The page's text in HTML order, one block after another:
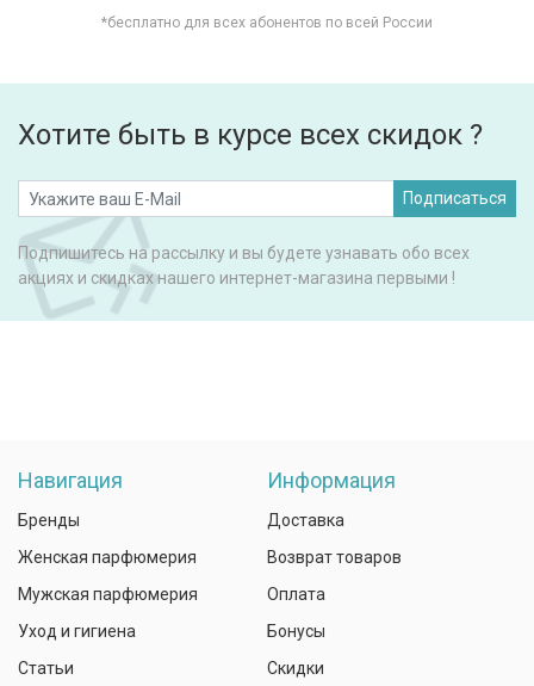
*бесплатно для всех абонентов по всей России
Хотите быть в курсе всех скидок ?
Подписаться
Подпишитесь на рассылку и вы будете узнавать обо всех
акциях и скидках нашего интернет-магазина первыми !
Навигация
Бренды
Женская парфюмерия
Мужская парфюмерия
Уход и гигиена
Статьи
Информация
Доставка
Возврат товаров
Оплата
Бонусы
Скидки